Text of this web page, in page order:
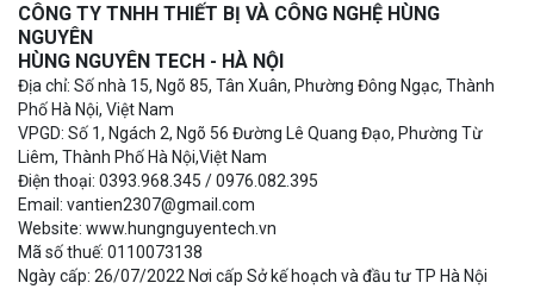
CÔNG TY TNHH THIẾT BỊ VÀ CÔNG NGHỆ HÙNG
NGUYÊN
HÙNG NGUYÊN TECH - HÀ NỘI
Địa chỉ: Số nhà 15, Ngõ 85, Tân Xuân, Phường Đông Ngạc, Thành
Phố Hà Nội, Việt Nam
VPGD: Số 1, Ngách 2, Ngõ 56 Đường Lê Quang Đạo, Phường Từ
Liêm, Thành Phố Hà Nội,Việt Nam
Điện thoại: 0393.968.345 / 0976.082.395
Email: vantien2307@gmail.com
Website: www.hungnguyentech.vn
Mã số thuế: 0110073138
Ngày cấp: 26/07/2022 Nơi cấp Sở kế hoạch và đầu tư TP Hà Nội